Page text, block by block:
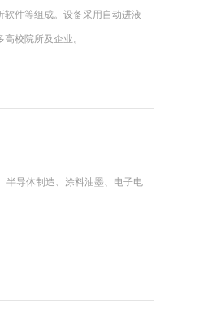
件等组成。设备采用自动进液
校院所及企业。
半导体制造、涂料油墨、电子电